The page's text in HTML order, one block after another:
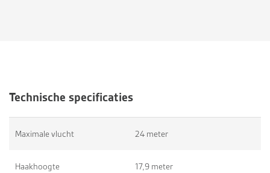
Technische specificaties
Maximale vlucht 24 meter
Haakhoogte 17,9 meter